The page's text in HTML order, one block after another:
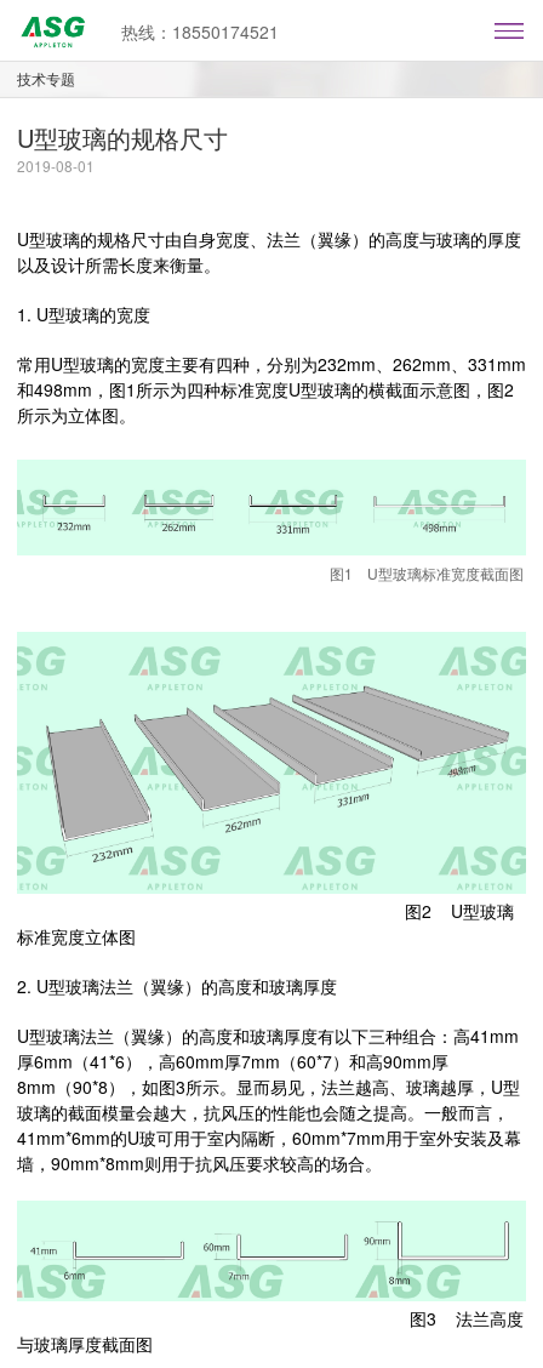
热线：18550174521
技术专题
U型玻璃的规格尺寸
2019-08-01
U型玻璃的规格尺寸由自身宽度、法兰（翼缘）的高度与玻璃的厚度
以及设计所需长度来衡量。
1. U型玻璃的宽度
常用U型玻璃的宽度主要有四种，分别为232mm、262mm、331mm
和498mm，图1所示为四种标准宽度U型玻璃的横截面示意图，图2
所示为立体图。
图1 U型玻璃标准宽度截面图
图2 U型玻璃
标准宽度立体图
2. U型玻璃法兰（翼缘）的高度和玻璃厚度
U型玻璃法兰（翼缘）的高度和玻璃厚度有以下三种组合：高41mm
厚6mm（41*6），高60mm厚7mm（60*7）和高90mm厚
8mm（90*8），如图3所示。显而易见，法兰越高、玻璃越厚，U型
玻璃的截面模量会越大，抗风压的性能也会随之提高。一般而言，
41mm*6mm的U玻可用于室内隔断，60mm*7mm用于室外安装及幕
墙，90mm*8mm则用于抗风压要求较高的场合。
图3 法兰高度
与玻璃厚度截面图